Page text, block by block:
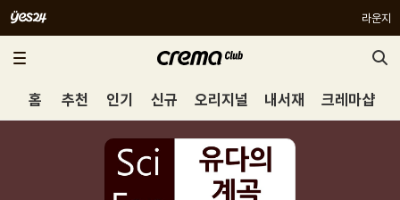
라운지
홈 추천 인기 신규 오리지널 내서재 크레마샵